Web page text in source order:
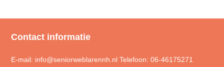
Contact informatie
E-mail: info@seniorweblarennh.nl Telefoon: 06-46175271